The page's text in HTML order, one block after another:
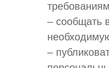
– сообщать
–